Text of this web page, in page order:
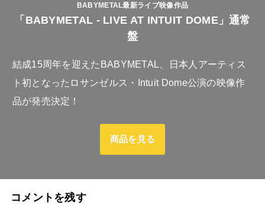
BABYMETAL最新ライブ映像作品
「BABYMETAL - LIVE AT INTUIT DOME」通常
盤
結成15周年を迎えたBABYMETAL、日本人アーティス
ト初となったロサンゼルス・Intuit Dome公演の映像作
品が発売決定！
商品を見る
コメントを残す